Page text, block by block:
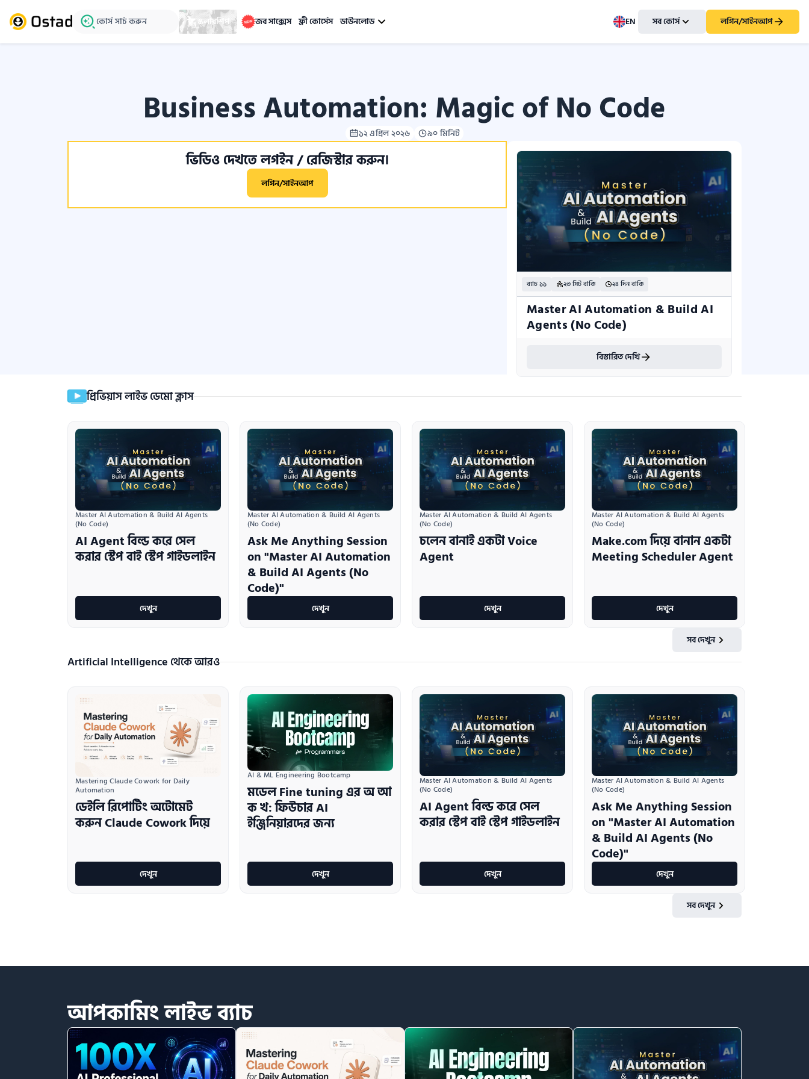
কোর্স সার্চ করুন স্কলারশিপ জব সাক্সেস ফ্রী কোর্সেস ডাউনলোড EN সব কোর্স লগিন/সাইনআপ
Business Automation: Magic of No Code
১২ এপ্রিল ২০২৬ ৯০ মিনিট
ভিডিও দেখতে লগইন / রেজিস্টার করুন।
লগিন/সাইনআপ
ব্যাচ ১১ ২৩ সিট বাকি ২৪ দিন বাকি
Master AI Automation & Build AI
Agents (No Code)
বিস্তারিত দেখি
প্রিভিয়াস লাইভ ডেমো ক্লাস
Master AI Automation & Build AI Agents
(No Code)
AI Agent বিল্ড করে সেল
করার স্টেপ বাই স্টেপ গাইডলাইন
দেখুন
Master AI Automation & Build AI Agents
(No Code)
Ask Me Anything Session
on "Master AI Automation
& Build AI Agents (No
Code)"
দেখুন
Master AI Automation & Build AI Agents
(No Code)
চলেন বানাই একটা Voice
Agent
দেখুন
Master AI Automation & Build AI Agents
(No Code)
Make.com দিয়ে বানান একটা
Meeting Scheduler Agent
দেখুন
সব দেখুন
Artificial Intelligence থেকে আরও
Mastering Claude Cowork for Daily
Automation
ডেইলি রিপোর্টিং অটোমেট
করুন Claude Cowork দিয়ে
দেখুন
AI & ML Engineering Bootcamp
মডেল Fine tuning এর অ আ
ক খ: ফিউচার AI
ইঞ্জিনিয়ারদের জন্য
দেখুন
Master AI Automation & Build AI Agents
(No Code)
AI Agent বিল্ড করে সেল
করার স্টেপ বাই স্টেপ গাইডলাইন
দেখুন
Master AI Automation & Build AI Agents
(No Code)
Ask Me Anything Session
on "Master AI Automation
& Build AI Agents (No
Code)"
দেখুন
সব দেখুন
আপকামিংলাইভব্যাচ